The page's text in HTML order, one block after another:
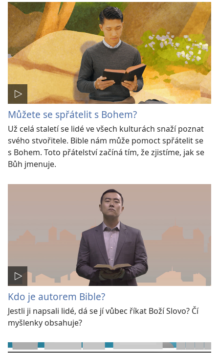
Můžete se spřátelit s Bohem?
Už celá staletí se lidé ve všech kulturách snaží poznat
svého stvořitele. Bible nám může pomoct spřátelit se
s Bohem. Toto přátelství začíná tím, že zjistíme, jak se
Bůh jmenuje.
Kdo je autorem Bible?
Jestli ji napsali lidé, dá se jí vůbec říkat Boží Slovo? Čí
myšlenky obsahuje?